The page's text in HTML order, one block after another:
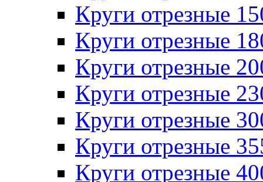
Круги отрезные
Круги отрезные
Круги отрезные
Круги отрезные
Круги отрезные
Круги отрезные
Круги отрезные